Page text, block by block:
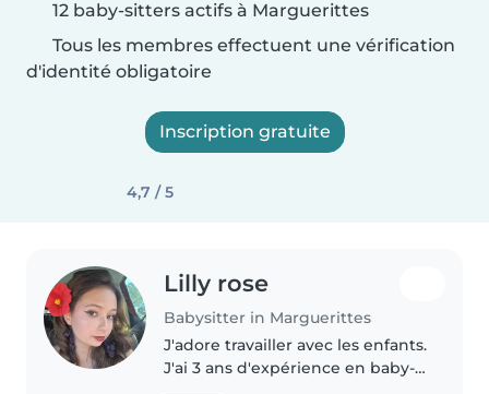
12 baby-sitters actifs à Marguerittes
Tous les membres effectuent une vérification
d'identité obligatoire
Inscription gratuite
4,7 / 5
Lilly rose
Babysitter in Marguerittes
J'adore travailler avec les enfants.
J'ai 3 ans d'expérience en baby-